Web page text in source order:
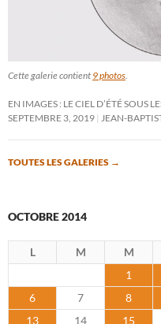
Cette galerie contient 9 photos
EN IMAGES : LE CIEL D’ÉTÉ SOUS
SEPTEMBRE 3, 2019
JEAN-
TOUTES LES GALERIES →
OCTOBRE 2014
L M M
1
6
7 8
13
14 15